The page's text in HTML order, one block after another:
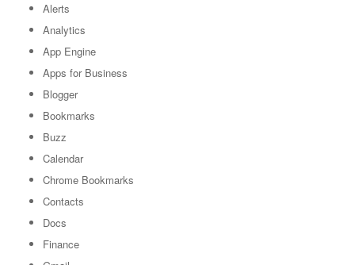
Alerts
Analytics
App Engine
Apps for Business
Blogger
Bookmarks
Buzz
Calendar
Chrome Bookmarks
Contacts
Docs
Finance